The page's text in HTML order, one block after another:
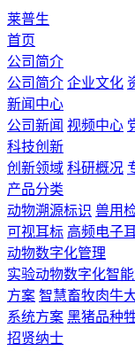
莱普生
首页
公司简介
公司简介 企业文化
新闻中心
公司新闻 视频中心
科技创新
创新领域 科研概况
产品分类
动物溯源标识 兽用
可视耳标 高频电子
动物数字化管理
实验动物数字化智
方案 智慧畜牧肉牛
系统方案 黑猪品种
招贤纳士